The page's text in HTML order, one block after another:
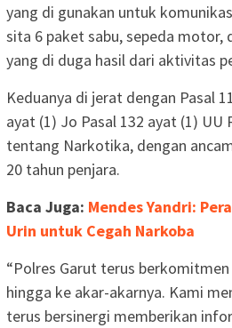
yang di gunakan untuk
sita 6 paket sabu, sepeda motor,
yang di duga hasil dari aktivitas
Keduanya di jerat dengan Pasal
ayat (1) Jo Pasal 132 ayat (1) UU
tentang Narkotika, dengan
20 tahun penjara.
Baca Juga: Mendes Yandri:
Urin untuk Cegah Narkoba
“Polres Garut terus
hingga ke akar-akarnya. Kami
terus bersinergi memberikan